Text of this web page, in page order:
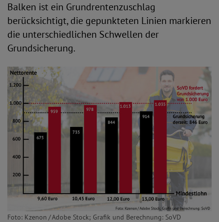
Balken ist ein Grundrentenzuschlag
berücksichtigt, die gepunkteten Linien markieren
die unterschiedlichen Schwellen der
Grundsicherung.
Foto: Kzenon / Adobe Stock; Grafik und Berechnung: SoVD